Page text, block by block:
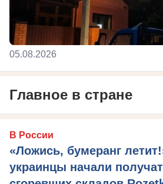
05.08.2026
Главное в стране
В России
«Ложись, бумеранг
украинцы начали